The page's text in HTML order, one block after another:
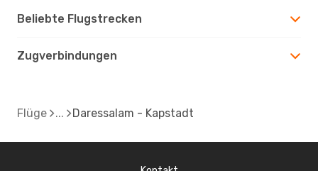
Beliebte Flugstrecken
Zugverbindungen
Flüge Daressalam - Kapstadt